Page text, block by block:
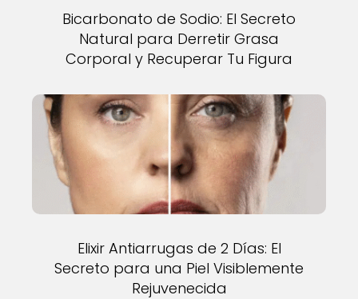
Bicarbonato de Sodio: El Secreto
Natural para Derretir Grasa
Corporal y Recuperar Tu Figura
Elixir Antiarrugas de 2 Días: El
Secreto para una Piel Visiblemente
Rejuvenecida